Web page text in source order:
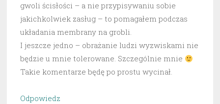
gwoli ścisłości – a nie przypisywaniu sobie
jakichkolwiek zasług – to pomagałem podczas
układania membrany na grobli.
I jeszcze jedno – obrażanie ludzi wyzwiskami nie
będzie u mnie tolerowane. Szczególnie mnie
Takie komentarze będę po prostu wycinał.
Odpowiedz